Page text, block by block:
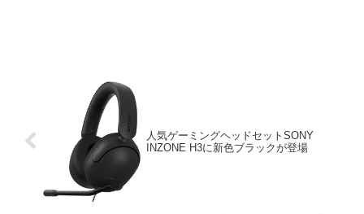
人気ゲーミングヘッドセットSONY
INZONE H3に新色ブラックが登場